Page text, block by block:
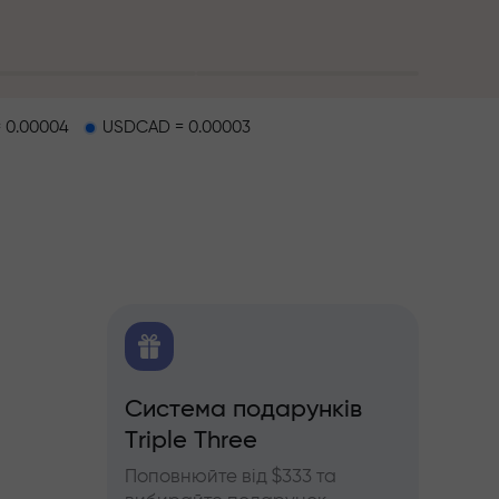
0.00004 USDCAD = 0.00003
Система подарунків
Triple Three
Поповнюйте від $333 та